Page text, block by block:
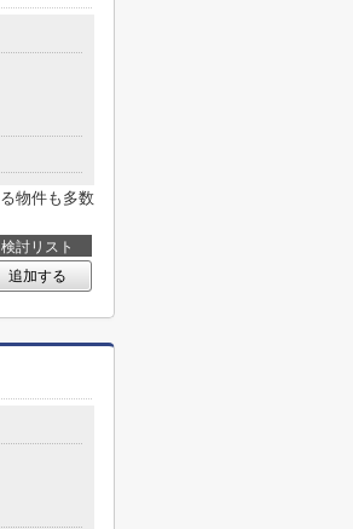
物件も多数
検討リスト
追加する